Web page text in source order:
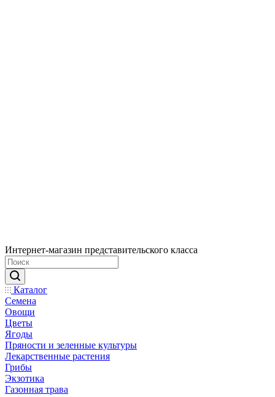
Интернет-магазин представительского класса
Каталог
Семена
Овощи
Цветы
Ягоды
Пряности и зеленные культуры
Лекарственные растения
Грибы
Экзотика
Газонная трава